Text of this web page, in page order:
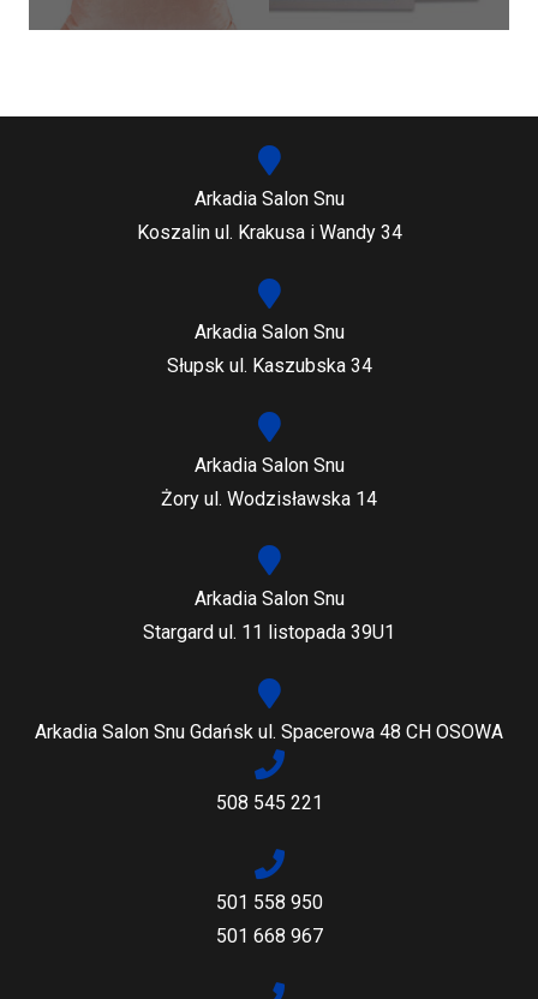
Arkadia Salon Snu
Koszalin ul. Krakusa i Wandy 34
Arkadia Salon Snu
Słupsk ul. Kaszubska 34
Arkadia Salon Snu
Żory ul. Wodzisławska 14
Arkadia Salon Snu
Stargard ul. 11 listopada 39U1
Arkadia Salon Snu Gdańsk ul. Spacerowa 48 CH OSOWA
508 545 221
501 558 950
501 668 967